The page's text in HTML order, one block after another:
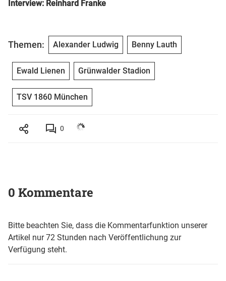
Interview: Reinhard Franke
Themen: Alexander Ludwig Benny Lauth
Ewald Lienen Grünwalder Stadion
TSV 1860 München
0
0 Kommentare
Bitte beachten Sie, dass die Kommentarfunktion unserer
Artikel nur 72 Stunden nach Veröffentlichung zur
Verfügung steht.